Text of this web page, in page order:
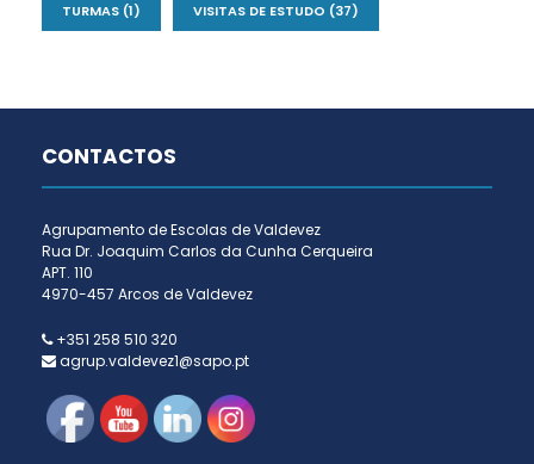
TURMAS (1) VISITAS DE ESTUDO (37)
CONTACTOS
Agrupamento de Escolas de Valdevez
Rua Dr. Joaquim Carlos da Cunha Cerqueira
APT. 110
4970-457 Arcos de Valdevez
+351 258 510 320
agrup.valdevez1@sapo.pt